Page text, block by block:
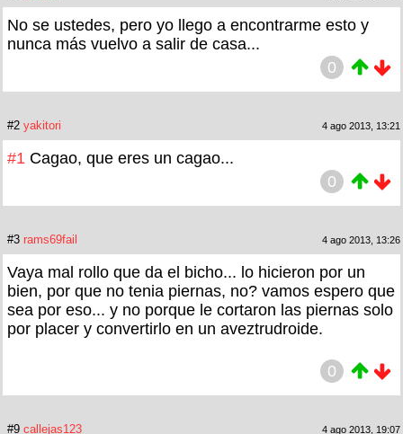
No se ustedes, pero yo llego a encontrarme esto y
nunca más vuelvo a salir de casa...
0
#2 yakitori 4 ago 2013, 13:21
#1 Cagao, que eres un cagao...
0
#3 rams69fail 4 ago 2013, 13:26
Vaya mal rollo que da el bicho... lo hicieron por un
bien, por que no tenia piernas, no? vamos espero que
sea por eso... y no porque le cortaron las piernas solo
por placer y convertirlo en un aveztrudroide.
0
#9 callejas123 4 ago 2013, 19:07